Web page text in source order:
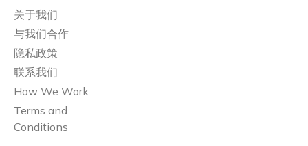
关于我们
与我们合作
隐私政策
联系我们
How We Work
Terms and
Conditions